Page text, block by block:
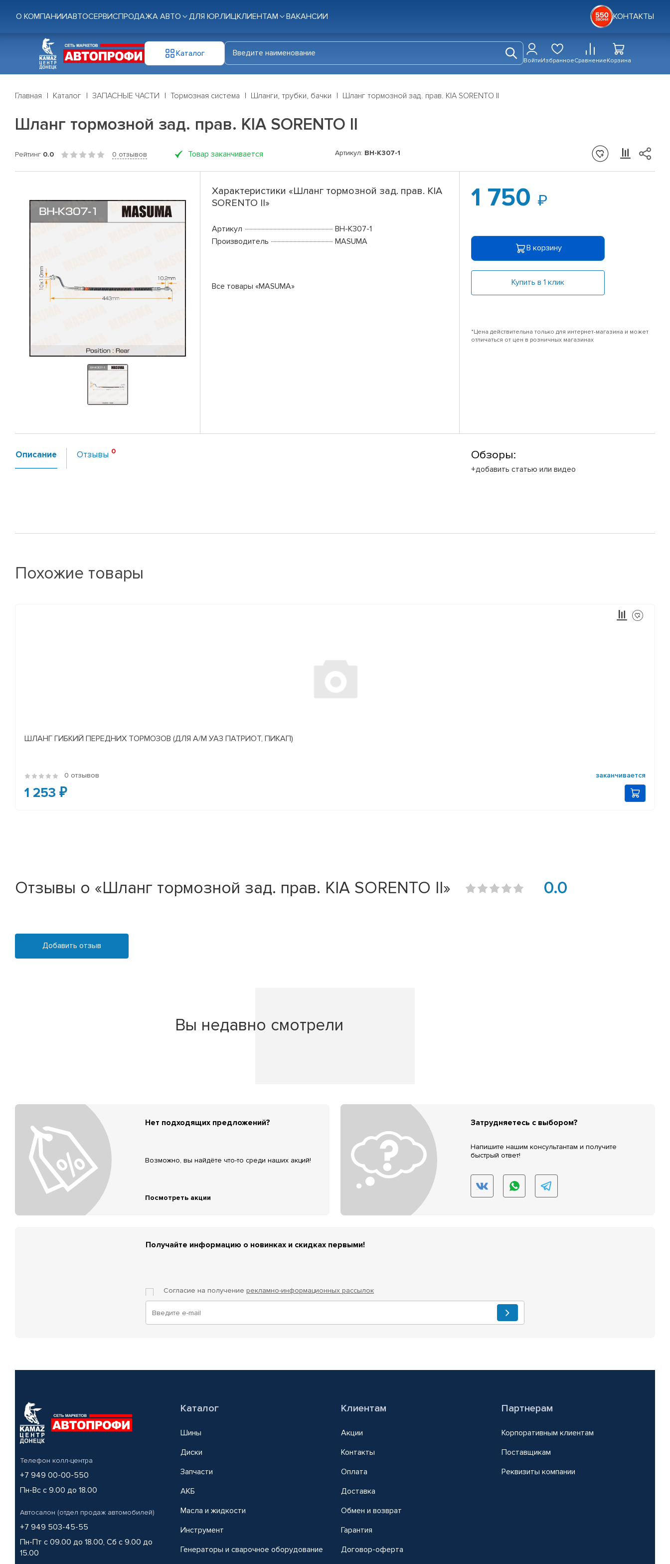
О КОМПАНИИАВТОСЕРВИСПРОДАЖА АВТО ДЛЯ ЮР.ЛИЦКЛИЕНТАМ ВАКАНСИИ КОНТАКТЫ
Каталог
ВойтиИзбранноеСравнениеКорзина
Главная Каталог ЗАПАСНЫЕ ЧАСТИ Тормозная система Шланги, трубки, бачки Шланг тормозной зад. прав. KIA SORENTO II
Шланг тормозной зад. прав. KIA SORENTO II
Рейтинг 0.0 0 отзывов Товар заканчивается Артикул: BH-K307-1
Характеристики «Шланг тормозной зад. прав. KIA
SORENTO II»
Артикул
BH-K307-1
Производитель
MASUMA
Все товары «MASUMA»
1 750
В корзину
Купить в 1 клик
*Цена действительна только для интернет-магазина и может
отличаться от цен в розничных магазинах
Описание Отзывы Обзоры:
+добавить статью или видео
Похожие товары
ШЛАНГ ГИБКИЙ ПЕРЕДНИХ ТОРМОЗОВ (ДЛЯ А/М УАЗ ПАТРИОТ, ПИКАП)
0 отзывов заканчивается
1 253 ₽
Отзывы о «Шланг тормозной зад. прав. KIA SORENTO II» 0.0
Добавить отзыв
Вы недавно смотрели
Нет подходящих предложений?
Возможно, вы найдёте что-то среди наших акций!
Посмотреть акции
Затрудняетесь с выбором?
Напишите нашим консультантам и получите
быстрый ответ!
Получайте информацию о новинках и скидках первыми!
Согласие на получение рекламно-информационных рассылок
Телефон колл-центра
+7 949 00-00-550
Пн-Вс с 9.00 до 18.00
Автосалон (отдел продаж автомобилей)
+7 949 503-45-55
Пн-Пт с 09.00 до 18.00, Сб с 9.00 до
15.00
Каталог
Шины
Диски
Запчасти
АКБ
Масла и жидкости
Инструмент
Генераторы и сварочное оборудование
Клиентам
Акции
Контакты
Оплата
Доставка
Обмен и возврат
Гарантия
Договор-оферта
Партнерам
Корпоративным клиентам
Поставщикам
Реквизиты компании